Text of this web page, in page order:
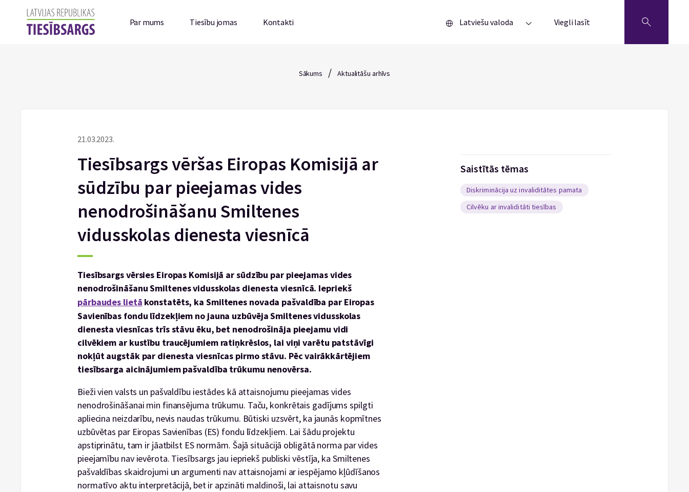
Par mums Tiesību jomas Kontakti Latviešu valoda Viegli lasīt
Sākums / Aktualitāšu arhīvs
21.03.2023.
Tiesībsargs vēršas Eiropas Komisijā ar
sūdzību par pieejamas vides
nenodrošināšanu Smiltenes
vidusskolas dienesta viesnīcā
Tiesībsargs vērsies Eiropas Komisijā ar sūdzību par pieejamas vides
nenodrošināšanu Smiltenes vidusskolas dienesta viesnīcā. Iepriekš
pārbaudes lietā konstatēts, ka Smiltenes novada pašvaldība par Eiropas
Savienības fondu līdzekļiem no jauna uzbūvēja Smiltenes vidusskolas
dienesta viesnīcas trīs stāvu ēku, bet nenodrošināja pieejamu vidi
cilvēkiem ar kustību traucējumiem ratiņkrēslos, lai viņi varētu patstāvīgi
nokļūt augstāk par dienesta viesnīcas pirmo stāvu. Pēc vairākkārtējiem
tiesībsarga aicinājumiem pašvaldība trūkumu nenovērsa.
Bieži vien valsts un pašvaldību iestādes kā attaisnojumu pieejamas vides
nenodrošināšanai min finansējuma trūkumu. Taču, konkrētais gadījums spilgti
apliecina neizdarību, nevis naudas trūkumu. Būtiski uzsvērt, ka jaunās kopmītnes
uzbūvētas par Eiropas Savienības (ES) fondu līdzekļiem. Lai šādu projektu
apstiprinātu, tam ir jāatbilst ES normām. Šajā situācijā obligātā norma par vides
pieejamību nav ievērota. Tiesībsargs jau iepriekš publiski vēstīja, ka Smiltenes
pašvaldības skaidrojumi un argumenti nav attaisnojami ar iespējamo kļūdīšanos
normatīvo aktu interpretācijā, bet ir apzināti maldinoši, lai attaisnotu savu
Saistītās tēmas
Diskriminācija uz invaliditātes pamata
Cilvēku ar invaliditāti tiesības